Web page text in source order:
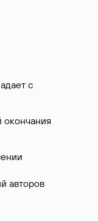
с
окончания
авторов